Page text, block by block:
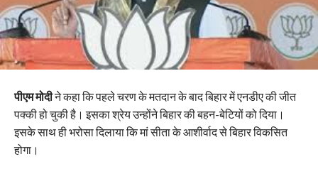
पीएम मोदीने कहा कि पहले चरण के मतदान के बाद बिहार में एनडीए की जीत
पक्की हो चुकी है। इसका श्रेय उन्होंने बिहार की बहन-बेटियों को दिया।
इसके साथ ही भरोसा दिलाया कि मां सीता के आशीर्वाद से बिहार विकसित
होगा।